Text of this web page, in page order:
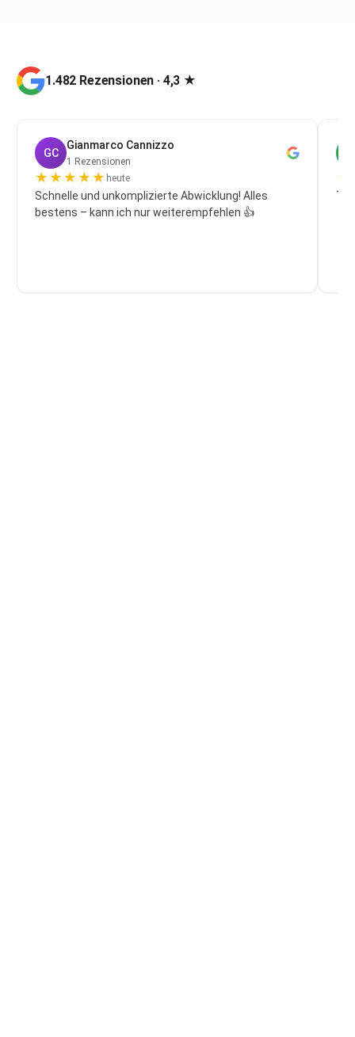
1.482 Rezensionen · 4,3 ★
GC
Gianmarco Cannizzo
1 Rezensionen
★ ★ ★ ★ ★ heute
Schnelle und unkomplizierte Abwicklung! Alles
bestens – kann ich nur weiterempfehlen 👍
★